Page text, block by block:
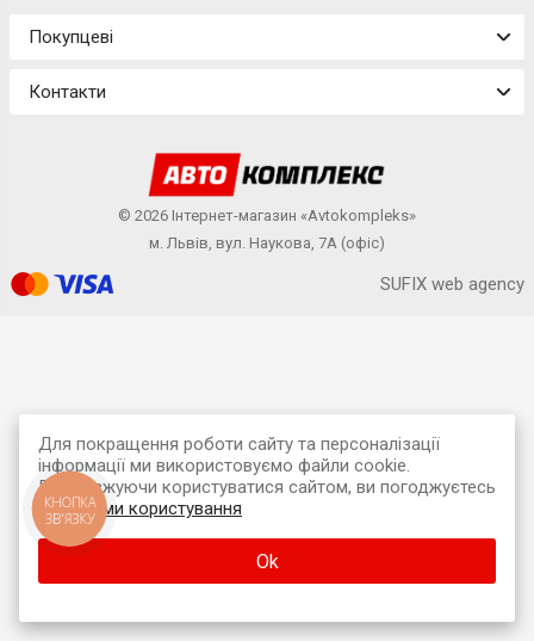
Покупцеві
Контакти
© 2026 Інтернет-магазин «Avtokompleks»
м. Львів, вул. Наукова, 7А (офіс)
SUFIX web agency
Для покращення роботи сайту та персоналізації
інформації ми використовуємо файли cookie.
Продовжуючи користуватися сайтом, ви погоджуєтесь
зумовами користування
Ok
КНОПКА
ЗВ'ЯЗКУ